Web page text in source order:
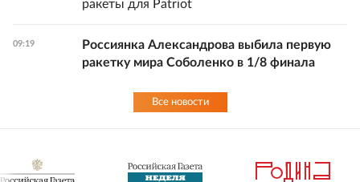
ракеты для Patriot
09:19
Россиянка Александрова выбила первую
ракетку мира Соболенко в 1/8 финала
Все новости